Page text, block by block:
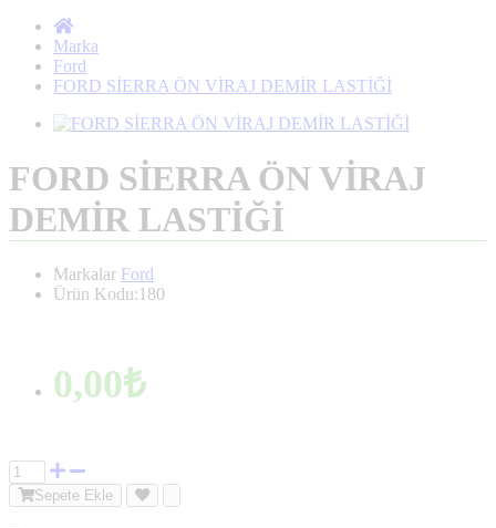
Marka
Ford
FORD SİERRA ÖN VİRAJ DEMİR LASTİĞİ
FORD SİERRA ÖN VİRAJ
DEMİR LASTİĞİ
Markalar Ford
Ürün Kodu:180
0,00₺
Sepete Ekle